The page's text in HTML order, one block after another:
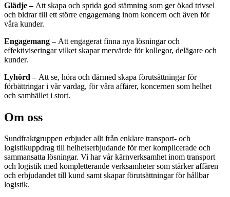
Glädje – Att skapa och sprida god stämning som ger ökad trivsel
och bidrar till ett större engagemang inom koncern och även för
våra kunder.
Engagemang – Att engagerat finna nya lösningar och
effektiviseringar vilket skapar mervärde för kollegor, delägare och
kunder.
Lyhörd – Att se, höra och därmed skapa förutsättningar för
förbättringar i vår vardag, för våra affärer, koncernen som helhet
och samhället i stort.
Om oss
Sundfraktgruppen erbjuder allt från enklare transport- och
logistikuppdrag till helhetserbjudande för mer komplicerade och
sammansatta lösningar. Vi har vår kärnverksamhet inom transport
och logistik med kompletterande verksamheter som stärker affären
och erbjudandet till kund samt skapar förutsättningar för hållbar
logistik.